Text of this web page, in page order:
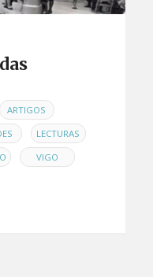
ARTIGOS ,
, LECTURAS ,
, VIGO